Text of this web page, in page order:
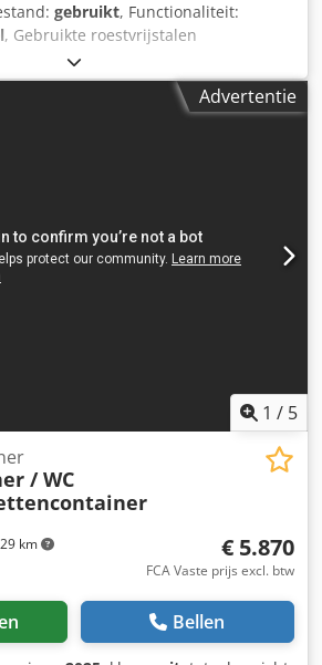
gebruikt, Functionaliteit:
, Gebruikte roestvrijstalen
Laatste gebruiksdoel:
10476 Inhoud: 800 l Type:
met heftruckdoorvoer Materiaal
1.4301 / AISI 304 Voorzieningen:
Ø 385 mm Uitloopdiameter:
Advertentie
1 / 5
km
/ WC
€ 5.870
FCA Vaste prijs excl. btw
Bellen